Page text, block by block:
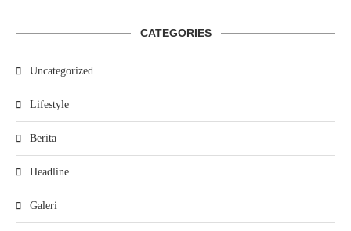
CATEGORIES
Uncategorized
Lifestyle
Berita
Headline
Galeri